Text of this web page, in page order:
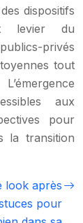
dispositifs
levier du
privés
tout
aux
pour
la transition
look après
pour